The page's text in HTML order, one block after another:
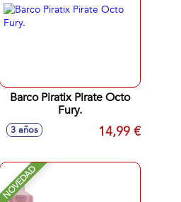
Barco Piratix Pirate Octo
Fury.
3 años 14,99 €
NOVEDAD